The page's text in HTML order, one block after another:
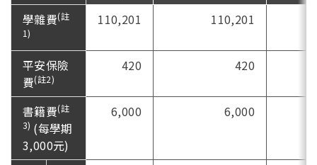
學雜費(註
1)
110,201 110,201
平安保險
費(註2)
420 420
書籍費(註
3) (每學期
3,000元)
6,000 6,000